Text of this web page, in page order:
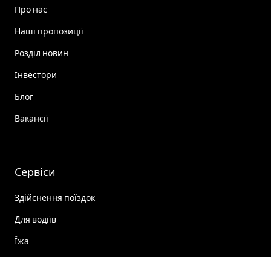
Про нас
Наші пропозиції
Розділ новин
Інвестори
Блог
Вакансії
Сервіси
Здійснення поїздок
Для водіїв
Їжа